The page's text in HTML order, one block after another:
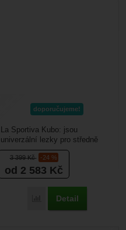
doporučujeme!
3 399Kč -24 %
od 2 583 Kč
Porovnat
Detail
La Sportiva Kubo: jsou
univerzální lezky pro středně
pokročilé a začínající lezce.
Využijete je pro trénink...